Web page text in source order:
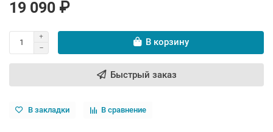
19 090 ₽
В корзину
Быстрый заказ
В закладки В сравнение